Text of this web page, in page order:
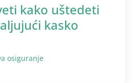
kako uštedeti
kasko
osiguranje